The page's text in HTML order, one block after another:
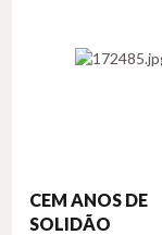
CEM ANOS DE
SOLIDÃO